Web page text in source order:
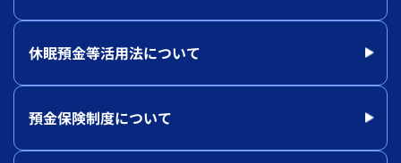
休眠預金等活用法について
預金保険制度について